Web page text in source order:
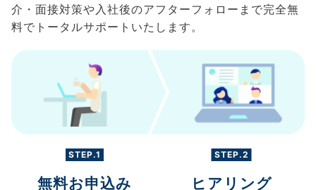
介・面接対策や入社後のアフターフォローまで完全無
料でトータルサポートいたします。
STEP.1
無料お申込み
STEP.2
ヒアリング